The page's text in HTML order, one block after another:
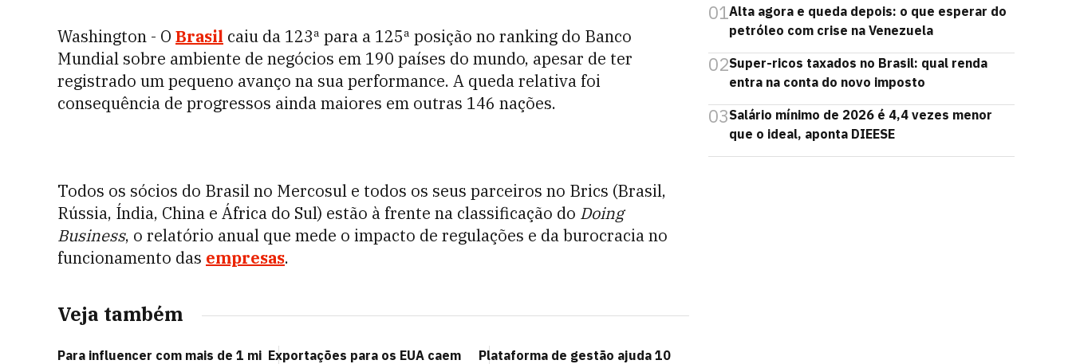
Washington - O Brasil caiu da 123ª para a 125ª posição no ranking do Banco
Mundial sobre ambiente de negócios em 190 países do mundo, apesar de ter
registrado um pequeno avanço na sua performance. A queda relativa foi
consequência de progressos ainda maiores em outras 146 nações.
Todos os sócios do Brasil no Mercosul e todos os seus parceiros no Brics (Brasil,
Rússia, Índia, China e África do Sul) estão à frente na classificação do Doing
Business, o relatório anual que mede o impacto de regulações e da burocracia no
funcionamento das empresas.
Veja também
Para influencer com mais de 1 mi Exportações para os EUA caem
Plataforma de gestão ajuda 10
01Alta agora e queda depois: o que esperar do
petróleo com crise na Venezuela
02Super-ricos taxados no Brasil: qual renda
entra na conta do novo imposto
03Salário mínimo de 2026 é 4,4 vezes menor
que o ideal, aponta DIEESE